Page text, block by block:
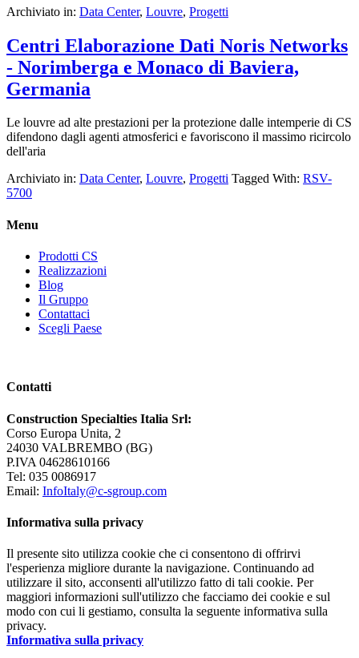
Archiviato in: Data Center, Louvre, Progetti
Centri Elaborazione Dati Noris Networks
- Norimberga e Monaco di Baviera,
Germania
Le louvre ad alte prestazioni per la protezione dalle intemperie di CS
difendono dagli agenti atmosferici e favoriscono il massimo ricircolo
dell'aria
Archiviato in: Data Center, Louvre, Progetti Tagged With: RSV-
5700
Menu
Prodotti CS
Realizzazioni
Blog
Il Gruppo
Contattaci
Scegli Paese
Contatti
Construction Specialties Italia Srl:
Corso Europa Unita, 2
24030 VALBREMBO (BG)
P.IVA 04628610166
Tel: 035 0086917
Email: InfoItaly@c-sgroup.com
Informativa sulla privacy
Il presente sito utilizza cookie che ci consentono di offrirvi
l'esperienza migliore durante la navigazione. Continuando ad
utilizzare il sito, acconsenti all'utilizzo fatto di tali cookie. Per
maggiori informazioni sull'utilizzo che facciamo dei cookie e sul
modo con cui li gestiamo, consulta la seguente informativa sulla
privacy.
Informativa sulla privacy